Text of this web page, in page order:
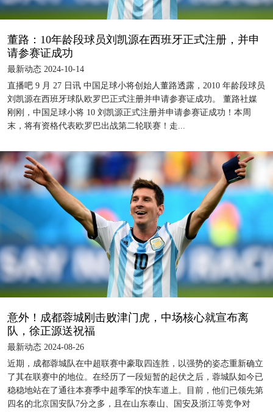
董路：10年龄段球员刘凯源在西班牙正式注册，并申
请参赛证成功
最新动态 2024-10-14
直播吧 9 月 27 日讯 中国足球小将创始人董路透露，2010 年龄段球员
刘凯源在西班牙球队欧罗巴正式注册并申请参赛证成功。 董路社媒
刚刚，中国足球小将 10 刘凯源正式注册并申请参赛证成功！本周
末，将有资格代表欧罗巴出战第二轮联赛！走...
意外！成都蓉城刚击败津门虎，中场核心就宣布离
队，徐正源送祝福
最新动态 2024-08-26
近期，成都蓉城队在中超联赛中豪取四连胜，以强势的姿态重新确立
了其在联赛中的地位。在经历了一段短暂的起伏之后，蓉城队如今已
稳稳地站在了通往本赛季中超季军的快车道上。目前，他们已领先第
四名的北京国安队7分之多，且在山东泰山、国安及浙江等竞争对